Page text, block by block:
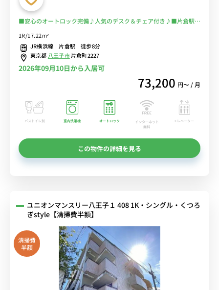
■安心のオートロック完備♪人気のデスク＆チェア付き♪■片倉駅・
Wi-Fi格安レンタル中！
1R/17.22m²
JR横浜線 片倉駅 徒歩8分
東京都 八王子市片倉町2227
2026年09月10日から入居可
73,200 円〜 / 月
バストイレ別 室内洗濯機 オートロック
インターネット
無料
エレベーター
この物件の詳細を見る
ユニオンマンスリー八王子１ 408 1K・シングル・くつろ
ぎstyle【清掃費半額】
清掃費
半額